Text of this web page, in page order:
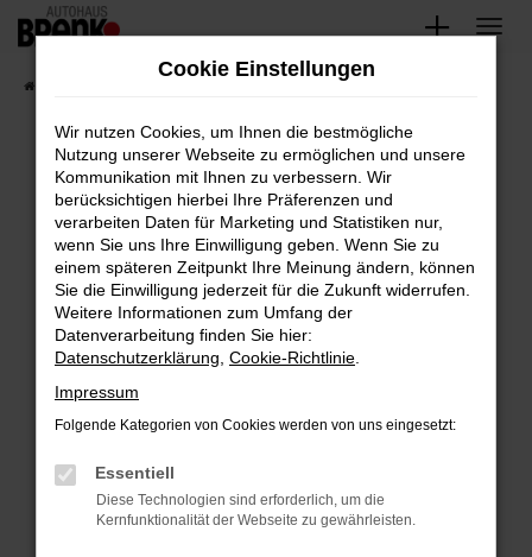
Zum
springen
Unsere Fahrzeuge
Fehler: Network Error
Beim Laden ist ein Fehler aufgetreten.
Hier sind ein paar Tipps, die dir helfen können:
Überprüfe deine Firewall und deine
Internetverbindung.
Laden andere Webseiten, zum Beispiel deine
Suchmaschine?
Prüfe deine Browsererweiterungen.
können das Laden bestimmter Seiten
verhindern. Funktioniert die Seite in einem
anderen Browser oder in einem privaten
Cookie Einstellungen
Wir nutzen Cookies, um Ihnen die bestmögliche
Nutzung unserer Webseite zu ermöglichen und unsere
Kommunikation mit Ihnen zu verbessern. Wir
berücksichtigen hierbei Ihre Präferenzen und
verarbeiten Daten für Marketing und Statistiken nur,
wenn Sie uns Ihre Einwilligung geben. Wenn Sie zu
einem späteren Zeitpunkt Ihre Meinung ändern, können
Sie die Einwilligung jederzeit für die Zukunft widerrufen.
Weitere Informationen zum Umfang der
Datenverarbeitung finden Sie hier:
Datenschutzerklärung Cookie-Richtlinie
Impressum
Folgende Kategorien von Cookies werden von uns eingesetzt:
Essentiell
Diese Technologien sind erforderlich, um die
Kernfunktionalität der Webseite zu gewährleisten.